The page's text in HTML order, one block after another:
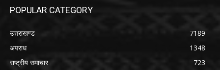
POPULAR CATEGORY
उत्तराखण्ड
7189
अपराध
1348
राष्ट्रीय समाचार
723